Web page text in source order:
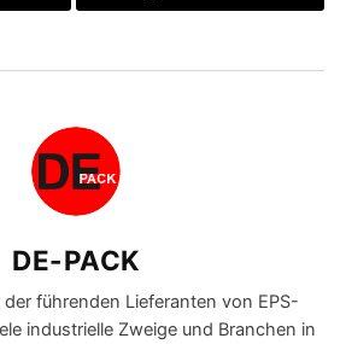
DE-PACK
der führenden Lieferanten von EPS-
industrielle Zweige und Branchen in